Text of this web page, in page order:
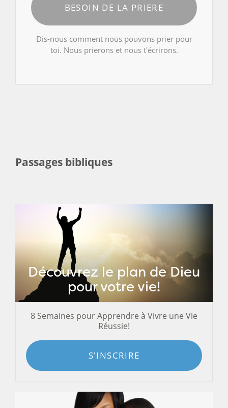
BESOIN DE LA PRIERE
Dis-nous comment nous pouvons prier pour
toi. Nous prierons et nous t'écrirons.
Passages bibliques
Découvrez le plan de Dieu
pour votre vie!
8 Semaines pour Apprendre à Vivre une Vie
Réussie!
S'INSCRIRE